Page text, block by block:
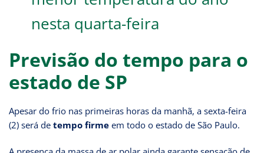
nesta quarta-feira
Previsão do tempo para o
estado de SP
Apesar do frio nas primeiras horas da manhã, a sexta-feira
(2) será de tempo firme em todo o estado de São Paulo.